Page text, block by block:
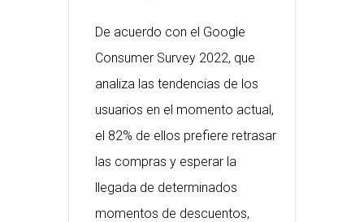
De acuerdo con el Google
Consumer Survey 2022, que
analiza las tendencias de los
usuarios en el momento actual,
el 82% de ellos prefiere retrasar
las compras y esperar la
llegada de determinados
momentos de descuentos,